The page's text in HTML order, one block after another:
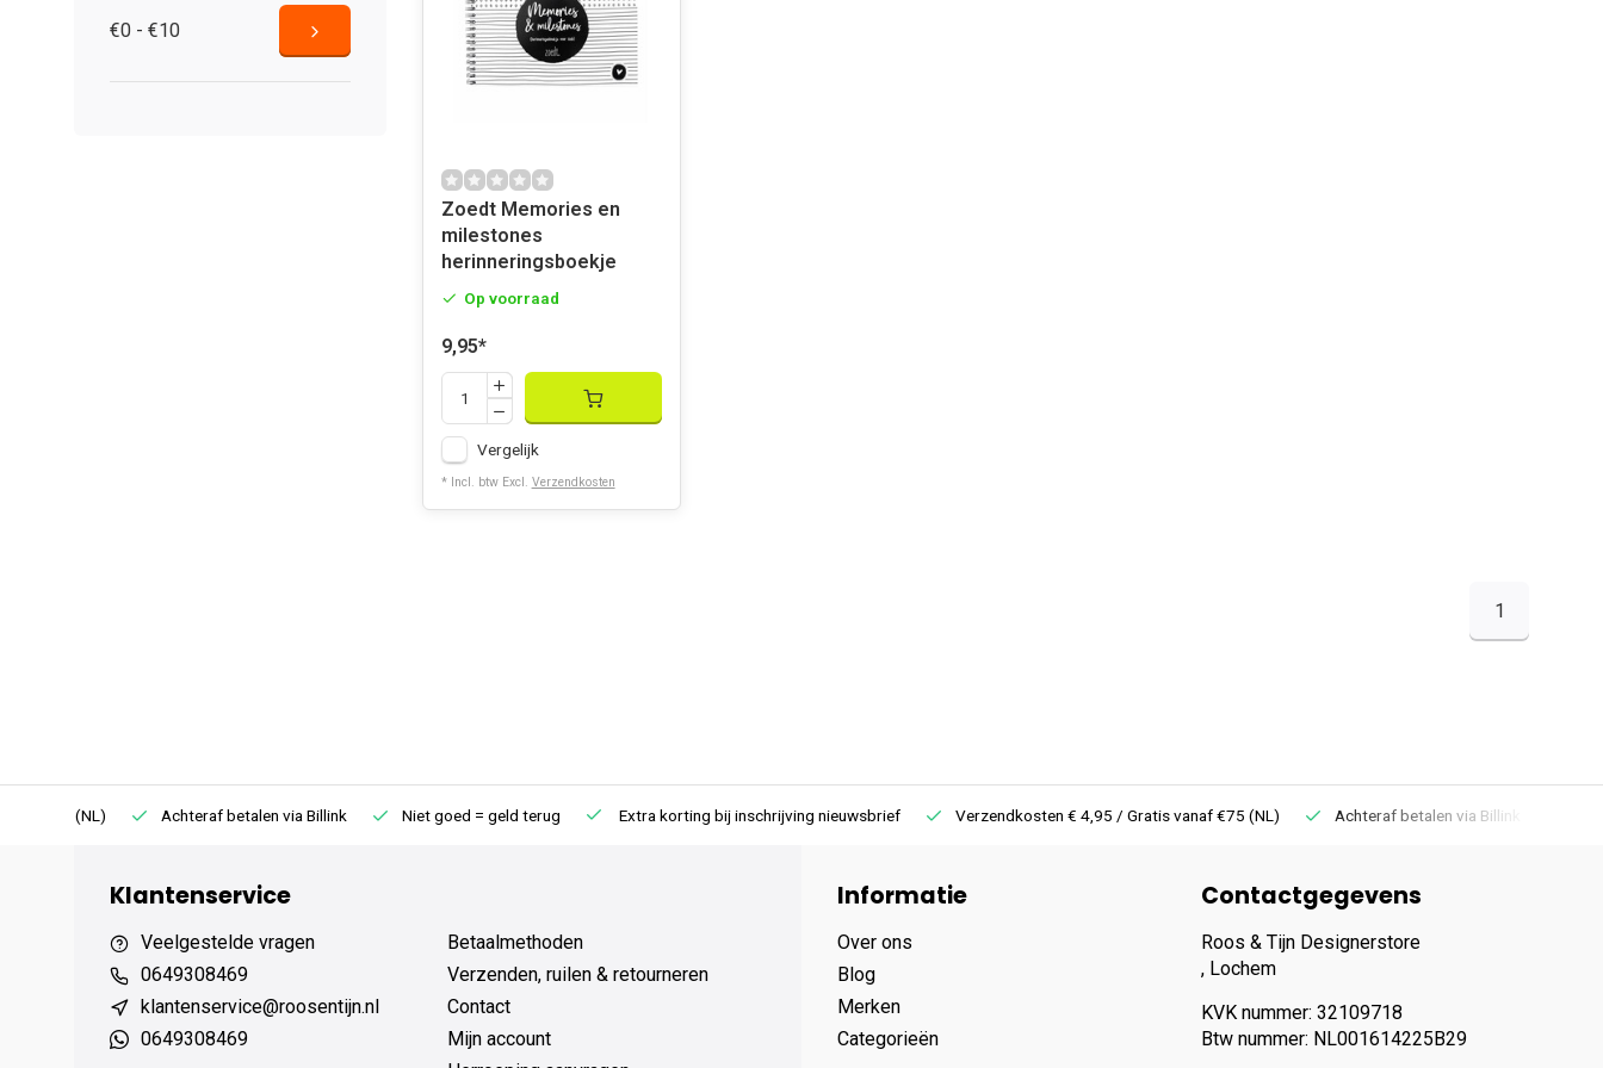
€0 - €10
Zoedt Memories en
milestones
herinneringsboekje
Op voorraad
9,95*
Vergelijk
* Incl. btw Excl. Verzendkosten
1
Achteraf betalen via Billink Niet goed = geld terug Extra korting bij inschrijving nieuwsbrief Verzendkosten € 4,95 / Gratis vanaf €75 (NL) Achteraf betalen via Billink
Klantenservice
Veelgestelde vragen
0649308469
klantenservice@roosentijn.nl
0649308469
Betaalmethoden
Verzenden, ruilen & retourneren
Contact
Mijn account
Informatie
Over ons
Blog
Merken
Categorieën
Contactgegevens
Roos & Tijn Designerstore
, Lochem
KVK nummer: 32109718
Btw nummer: NL001614225B29